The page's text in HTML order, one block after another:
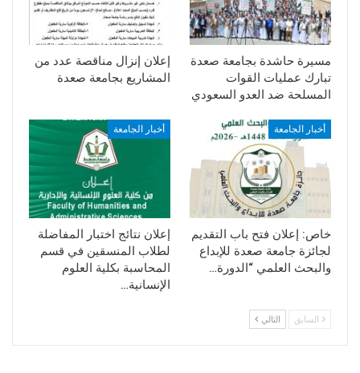
مسيرة حاشدة بجامعة صعدة
تبارك عمليات القوات
المسلحة ضد العدو السعودي
إعلان إنزال مناقصة عدد من
المشاريع بجامعة صعدة
أخبار الجامعة
خاص: إعلان فتح باب التقديم
لجائزة جامعة صعدة للإبداع
والبحث العلمي “الدورة…
أخبار الجامعة
إعلان نتائج اختبار المفاضلة
لطلاب المنسقين في قسم
المحاسبة بكلية العلوم
الإنسانية…
السابق التالي